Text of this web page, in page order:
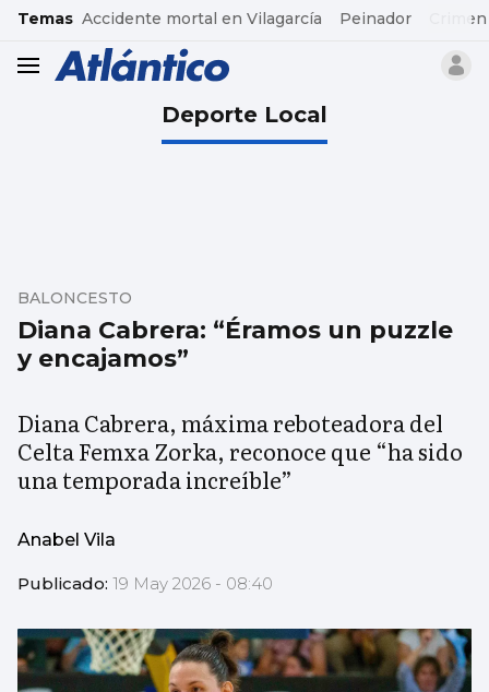
common.go-to-content
Temas Accidente mortal en Vilagarcía Peinador
header.menu.open
Deporte Local
Diana Cabrera: “Éramos un puzzle
y encajamos”
BALONCESTO
Diana Cabrera, máxima reboteadora del
Celta Femxa Zorka, reconoce que “ha sido
una temporada increíble”
Anabel Vila
Publicado: 19 May 2026 - 08:40